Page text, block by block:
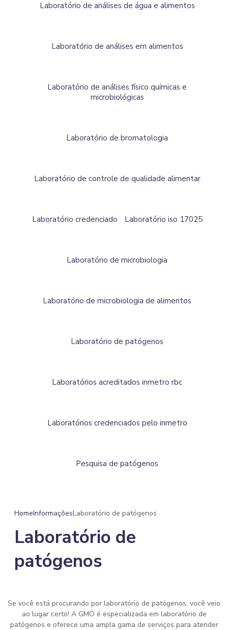
Laboratório de análises de água e alimentos
Laboratório de análises em alimentos
Laboratório de análises físico químicas e
microbiológicas
Laboratório de bromatologia
Laboratório de controle de qualidade alimentar
Laboratório credenciado Laboratório iso 17025
Laboratório de microbiologia
Laboratório de microbiologia de alimentos
Laboratório de patógenos
Laboratórios acreditados inmetro rbc
Laboratórios credenciados pelo inmetro
Pesquisa de patógenos
HomeInformaçõesLaboratório de patógenos
Laboratório de
patógenos
Se você está procurando por laboratório de patógenos, você veio
ao lugar certo! A GMO é especializada em laboratório de
patógenos e oferece uma ampla gama de serviços para atender